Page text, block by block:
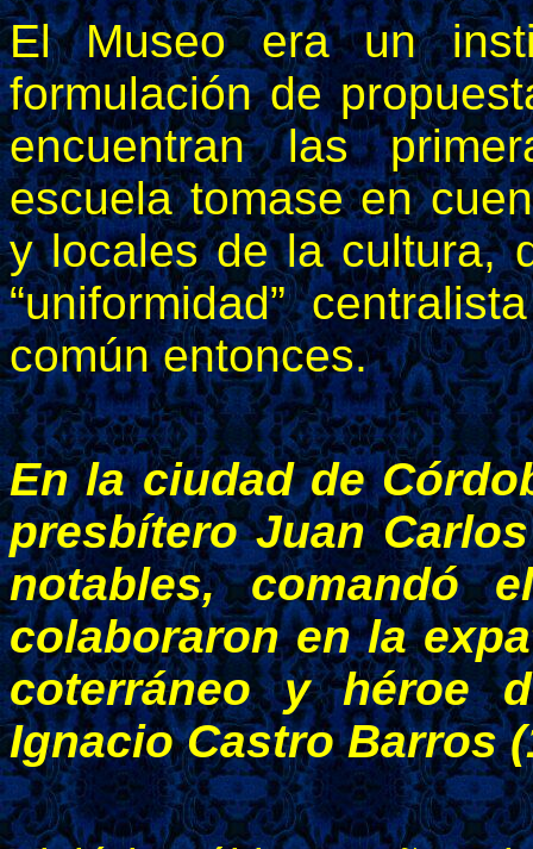
El Museo era un
formulación de
encuentran las
escuela tomase en
y locales de la cultura,
“uniformidad”
común entonces.
En la ciudad de
presbítero Juan
notables, comandó
colaboraron en la
coterráneo y héroe
Ignacio Castro Barros